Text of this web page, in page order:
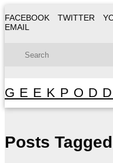
FACEBOOK TWITTER
EMAIL
Posts